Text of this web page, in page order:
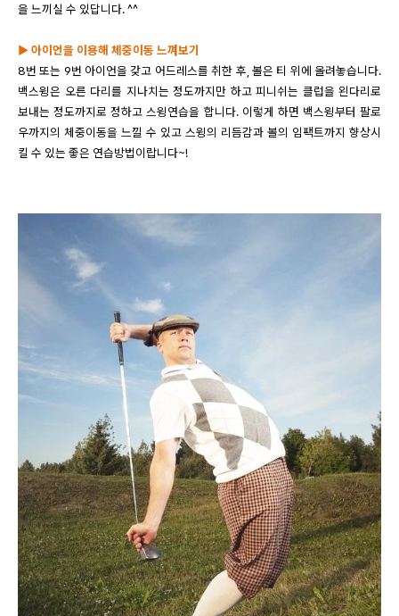
을 느끼실 수 있답니다. ^^
▶아이언을 이용해 체중이동 느껴보기
8번 또는 9번 아이언을 갖고 어드레스를 취한 후 볼은 티 위에 올려놓습니다.
백스윙은 오른 다리를 지나치는 정도까지만 하고 피니쉬는 클럽을 왼다리로
보내는 정도까지로 정하고 스윙연습을 합니다. 이렇게 하면 백스윙부터 팔로
우까지의 체중이동을 느낄 수 있고 스윙의 리듬감과 볼의 임팩트까지 향상시
킬 수 있는 좋은 연습방법이랍니다~!